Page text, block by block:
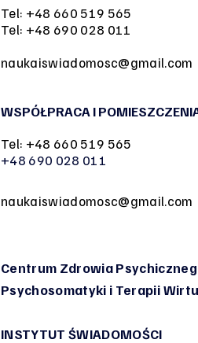
Tel: +48 660 519 565
Tel: +48 690 028 011
naukaiswiadomosc@gmail.com
WSPÓŁPRACA I
Tel: +48 660 519 565
+48 690 028 011
naukaiswiadomosc@gmail.com
Centrum Zdrowia
Psychosomatyki i Terapii
INSTYTUT ŚWIADOMOŚCI